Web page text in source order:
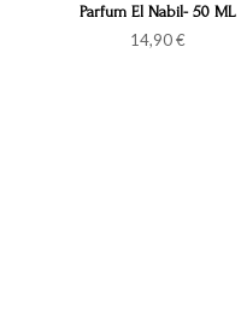
Parfum El Nabil- 50 ML
14,90€